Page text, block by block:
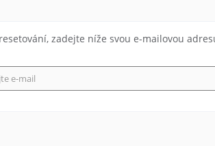
zadejte níže svou e-mailovou